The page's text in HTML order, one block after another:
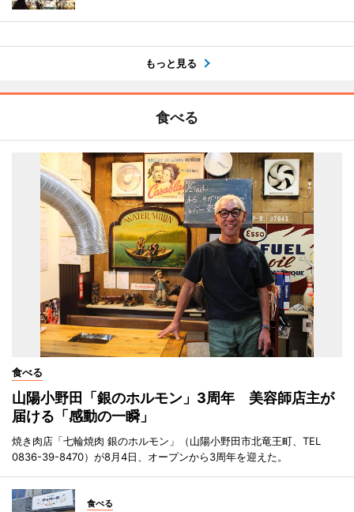
もっと見る
食べる
食べる
山陽小野田「銀のホルモン」3周年 美容師店主が
届ける「感動の一瞬」
焼き肉店「七輪焼肉 銀のホルモン」（山陽小野田市北竜王町、TEL
0836-39-8470）が8月4日、オープンから3周年を迎えた。
食べる